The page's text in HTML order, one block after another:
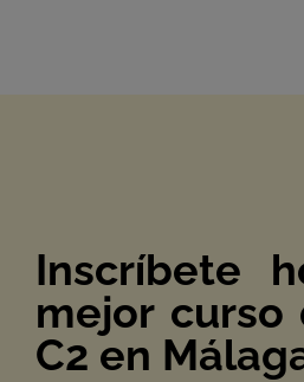
Inscríbete
mejor curso
C2 en